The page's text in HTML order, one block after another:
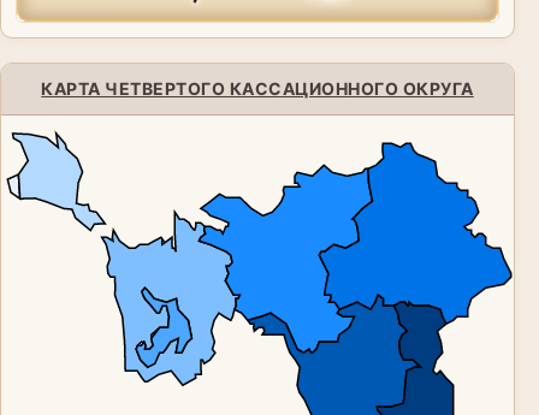
КАРТА ЧЕТВЕРТОГО КАССАЦИОННОГО ОКРУГА